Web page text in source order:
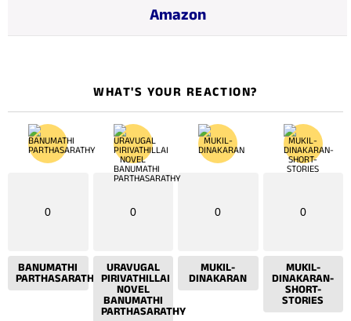
Amazon
WHAT'S YOUR REACTION?
0
BANUMATHI
PARTHASARATHY
0
URAVUGAL
PIRIVATHILLAI
NOVEL
BANUMATHI
PARTHASARATHY
0
MUKIL-
DINAKARAN
0
MUKIL-
DINAKARAN-
SHORT-
STORIES